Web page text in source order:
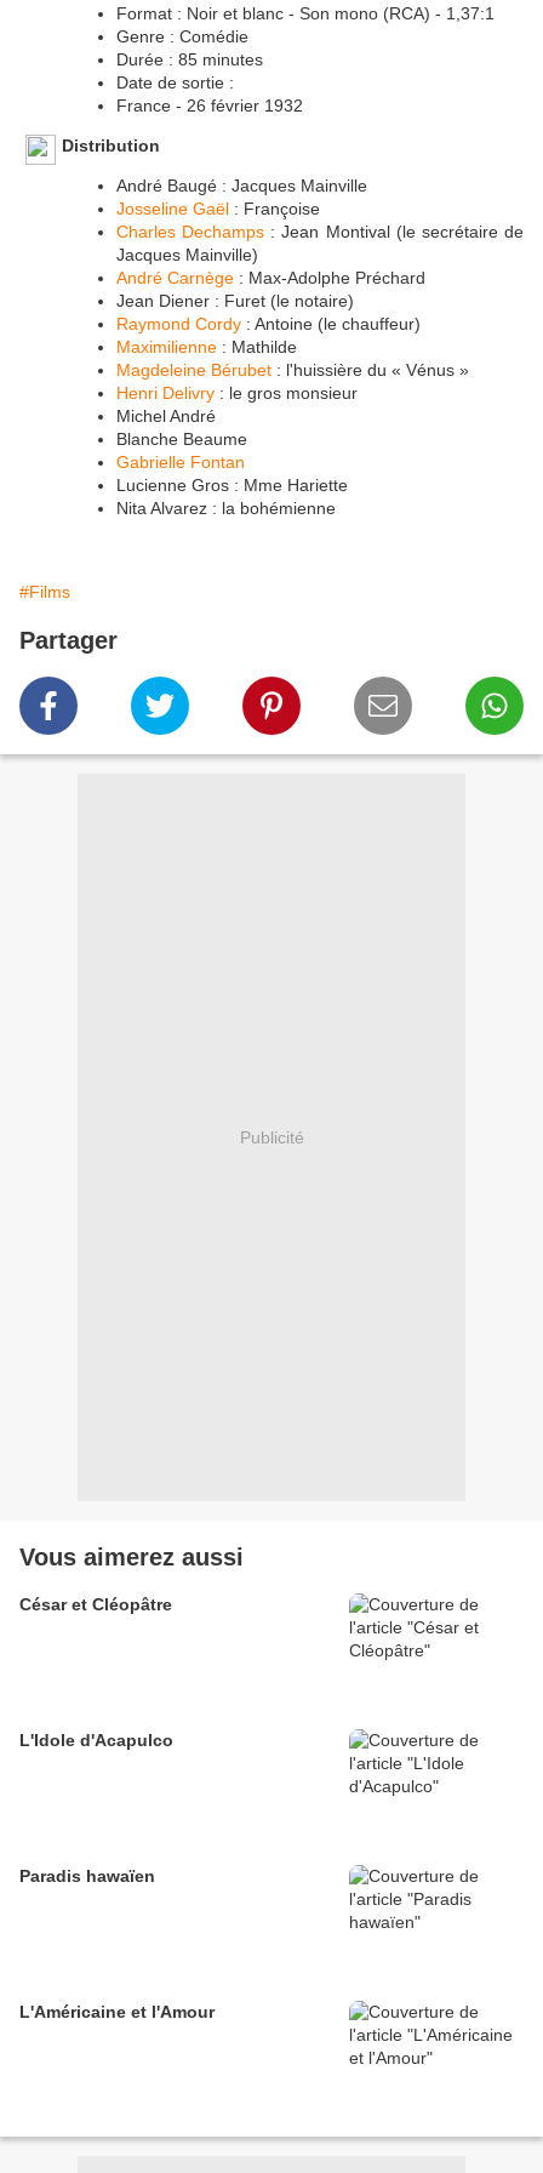
Format : Noir et blanc - Son mono (RCA) - 1,37:1
Genre : Comédie
Durée : 85 minutes
Date de sortie :
France - 26 février 1932
Distribution
André Baugé : Jacques Mainville
Josseline Gaël : Françoise
Charles Dechamps : Jean Montival (le secrétaire de
Jacques Mainville)
André Carnège : Max-Adolphe Préchard
Jean Diener : Furet (le notaire)
Raymond Cordy : Antoine (le chauffeur)
Maximilienne : Mathilde
Magdeleine Bérubet : l'huissière du « Vénus »
Henri Delivry : le gros monsieur
Michel André
Blanche Beaume
Gabrielle Fontan
Lucienne Gros : Mme Hariette
Nita Alvarez : la bohémienne
#Films
Partager
Publicité
Vous aimerez aussi
César et Cléopâtre
L'Idole d'Acapulco
Paradis hawaïen
L'Américaine et l'Amour